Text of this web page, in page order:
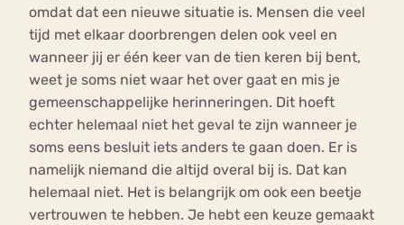
omdat dat een nieuwe situatie is. Mensen die veel
tijd met elkaar doorbrengen delen ook veel en
wanneer jij er één keer van de tien keren bij bent,
weet je soms niet waar het over gaat en mis je
gemeenschappelijke herinneringen. Dit hoeft
echter helemaal niet het geval te zijn wanneer je
soms eens besluit iets anders te gaan doen. Er is
namelijk niemand die altijd overal bij is. Dat kan
helemaal niet. Het is belangrijk om ook een beetje
vertrouwen te hebben. Je hebt een keuze gemaakt